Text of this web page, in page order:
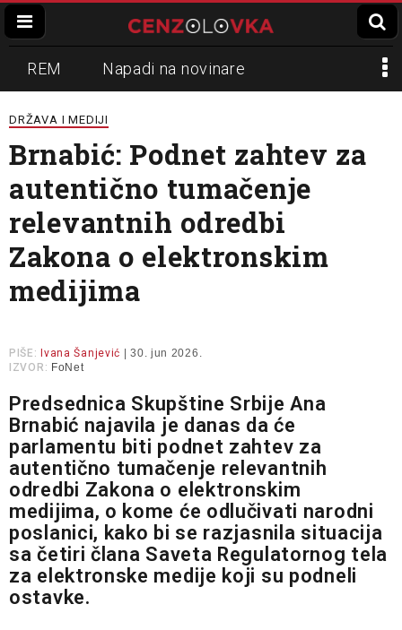
REM Napadi na novinare
Zvučni top
Propaganda Lokalni mediji
Informer Slavko Ćuruvija
DRŽAVA I MEDIJI
Brnabić: Podnet zahtev za
autentično tumačenje
relevantnih odredbi
Zakona o elektronskim
medijima
PIŠE: Ivana Šanjević | 30. jun 2026.
IZVOR: FoNet
Predsednica Skupštine Srbije Ana
Brnabić najavila je danas da će
parlamentu biti podnet zahtev za
autentično tumačenje relevantnih
odredbi Zakona o elektronskim
medijima, o kome će odlučivati narodni
poslanici, kako bi se razjasnila situacija
sa četiri člana Saveta Regulatornog tela
za elektronske medije koji su podneli
ostavke.